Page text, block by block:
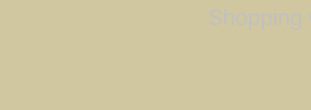
Shopping